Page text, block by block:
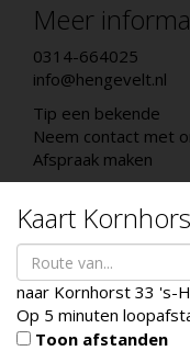
Meer
0314-664025
info@hengevelt.nl
Tip een bekende
Neem contact met
Afspraak maken
Kaart
naar Kornhorst 33 's-
Op 5 minuten
Toon afstanden